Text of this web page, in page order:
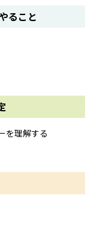
ること
を理解する